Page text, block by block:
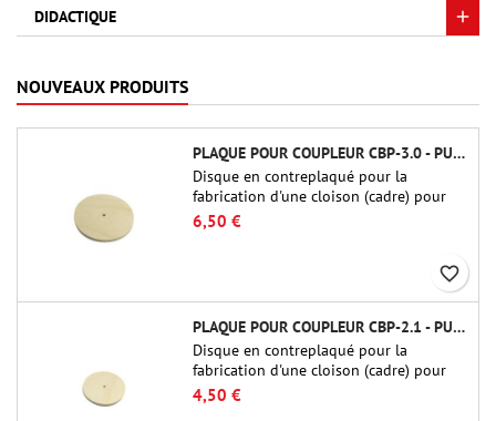
DIDACTIQUE
NOUVEAUX PRODUITS
PLAQUE POUR COUPLEUR CBP-3.0 - PUBLIC MISSILES LTD.
Disque en contreplaqué pour la
fabrication d'une cloison (cadre) pour
raccords tubulaires de 75 mm de Public
Missiles Ltd. (PT-3.0/QT-3.0)
6,50 €
favorite_border
PLAQUE POUR COUPLEUR CBP-2.1 - PUBLIC MISSILES LTD.
Disque en contreplaqué pour la
fabrication d'une cloison (cadre) pour
raccords tubulaires de 54 mm de Public
Missiles Ltd. (PT-2.1 ou QT-2.1)
4,50 €